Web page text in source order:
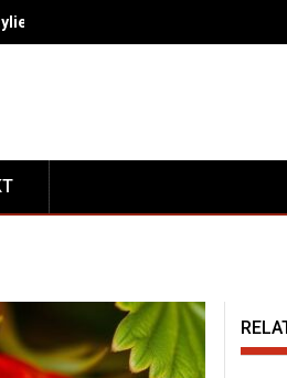
miętę i rozmaryn, by długo cieszyć